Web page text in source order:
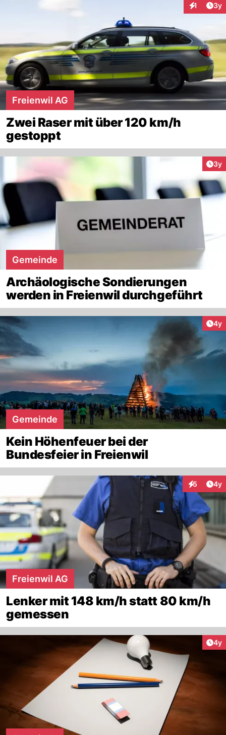
1 3y
Freienwil AG
Zwei Raser mit über 120 km/h
gestoppt
3y
Gemeinde
Archäologische Sondierungen
werden in Freienwil durchgeführt
4y
Gemeinde
Kein Höhenfeuer bei der
Bundesfeier in Freienwil
5 4y
Freienwil AG
Lenker mit 148 km/h statt 80 km/h
gemessen
4y